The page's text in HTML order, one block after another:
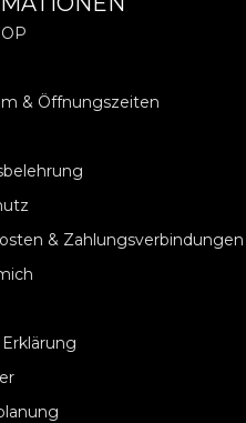
& Öffnungszeiten
& Zahlungsverbindungen